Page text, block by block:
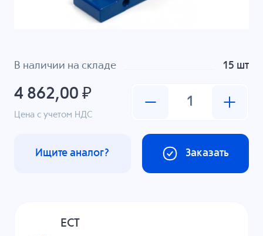
В наличии на складе 15 шт
4 862,00 ₽
Цена с учетом НДС
Заказать
Ищите аналог?
ECT